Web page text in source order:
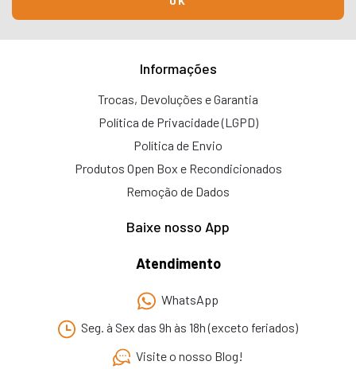
Informações
Trocas, Devoluções e Garantia
Política de Privacidade (LGPD)
Política de Envio
Produtos Open Box e Recondicionados
Remoção de Dados
Baixe nosso App
Atendimento
WhatsApp
Seg. à Sex das 9h às 18h (exceto feriados)
Visite o nosso Blog!